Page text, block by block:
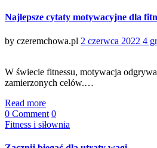
Najlepsze cytaty motywacyjne dla
by czeremchowa.pl Posted
2 czerwca 2022 4
W świecie fitnessu, motywacja
zamierzonych celów.…
Read more
0 Comment 0
Categories
Fitness i siłownia